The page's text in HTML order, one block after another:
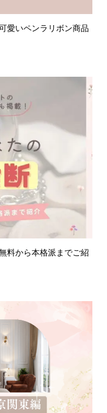
愛いペンラリボン商品
料から本格派までご紹